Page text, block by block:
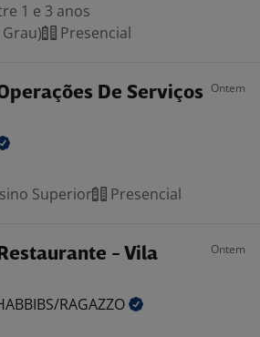
1 e 3 anos
Presencial
De Serviços Ontem
Superior Presencial
- Vila
Ontem
RAGAZZO